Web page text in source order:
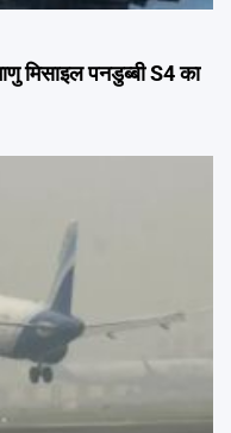
मिसाइल पनडुब्बी S4 का